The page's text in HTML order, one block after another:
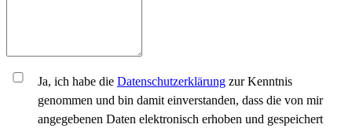
Ja, ich habe die Datenschutzerklärung zur Kenntnis
genommen und bin damit einverstanden, dass die von mir
angegebenen Daten elektronisch erhoben und gespeichert